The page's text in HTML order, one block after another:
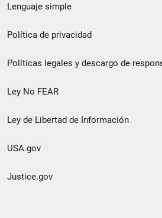
de
pie
de
página
Lenguaje simple
Política de privacidad
Políticas legales y descargo de
Ley No FEAR
Ley de Libertad de Información
USA.gov
Justice.gov